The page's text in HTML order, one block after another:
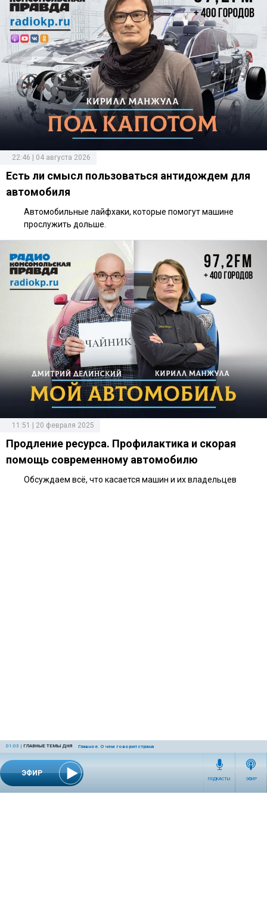
ЭФИР
01:03 | ГЛАВНЫЕ ТЕМЫ ДНЯ Главное. О чем говорит страна
ПОДКАСТЫ ЭФИР
22:46 | 04 августа 2026
Есть ли смысл пользоваться антидождем для
автомобиля
Автомобильные лайфхаки, которые помогут машине
прослужить дольше.
11:51 | 20 февраля 2025
Продление ресурса. Профилактика и скорая
помощь современному автомобилю
Обсуждаем всё, что касается машин и их владельцев